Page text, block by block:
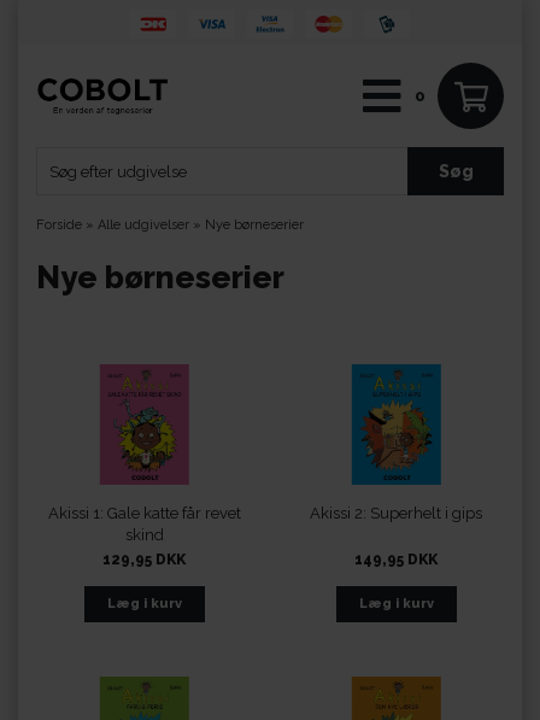
0
Forside » Alle udgivelser » Nye børneserier
Nye børneserier
Akissi 1: Gale katte får revet
skind
129,95 DKK
Akissi 2: Superhelt i gips
149,95 DKK